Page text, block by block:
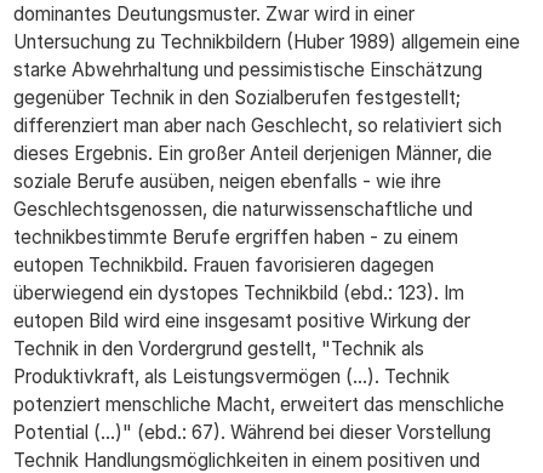
dominantes Deutungsmuster. Zwar wird in einer
Untersuchung zu Technikbildern (Huber 1989) allgemein eine
starke Abwehrhaltung und pessimistische Einschätzung
gegenüber Technik in den Sozialberufen festgestellt;
differenziert man aber nach Geschlecht, so relativiert sich
dieses Ergebnis. Ein großer Anteil derjenigen Männer, die
soziale Berufe ausüben, neigen ebenfalls - wie ihre
Geschlechtsgenossen, die naturwissenschaftliche und
technikbestimmte Berufe ergriffen haben - zu einem
eutopen Technikbild. Frauen favorisieren dagegen
überwiegend ein dystopes Technikbild (ebd.: 123). Im
eutopen Bild wird eine insgesamt positive Wirkung der
Technik in den Vordergrund gestellt, "Technik als
Produktivkraft, als Leistungsvermögen (...). Technik
potenziert menschliche Macht, erweitert das menschliche
Potential (...)" (ebd.: 67). Während bei dieser Vorstellung
Technik Handlungsmöglichkeiten in einem positiven und